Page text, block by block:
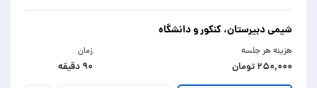
شیمی دبیرستان، کنکور و دانشگاه
هزینه هر جلسه
۲۵۰,۰۰۰ تومان
زمان
۹۰ دقیقه